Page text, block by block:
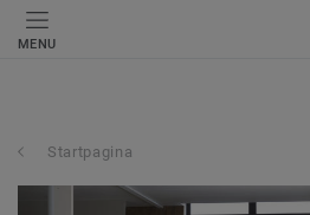
MENU
Startpagina